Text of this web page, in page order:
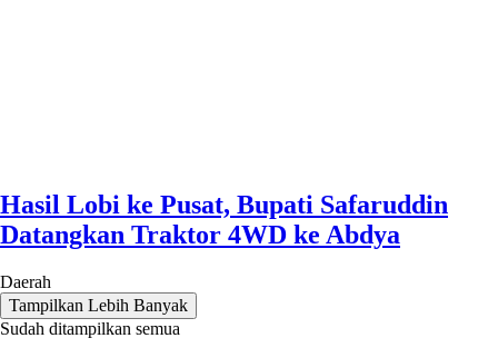
Hasil Lobi ke Pusat, Bupati Safaruddin
Datangkan Traktor 4WD ke Abdya
Daerah
Tampilkan Lebih Banyak
Sudah ditampilkan semua